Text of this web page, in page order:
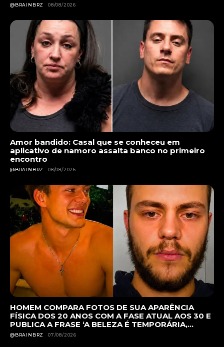
@BRAINBRZ 08/08/2026
Amor bandido: Casal que se conheceu em
aplicativo de namoro assalta banco no primeiro
encontro
@BRAINBRZ 08/08/2026
HOMEM COMPARA FOTOS DE SUA APARÊNCIA
FÍSICA DOS 20 ANOS COM A FASE ATUAL AOS 30 E
PUBLICA A FRASE ‘A BELEZA É TEMPORÁRIA,...
@BRAINBRZ 07/08/2026